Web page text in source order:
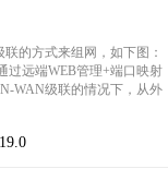
的方式来组网，如下图：
过远端WEB管理+端口映射
WAN级联的情况下，从外